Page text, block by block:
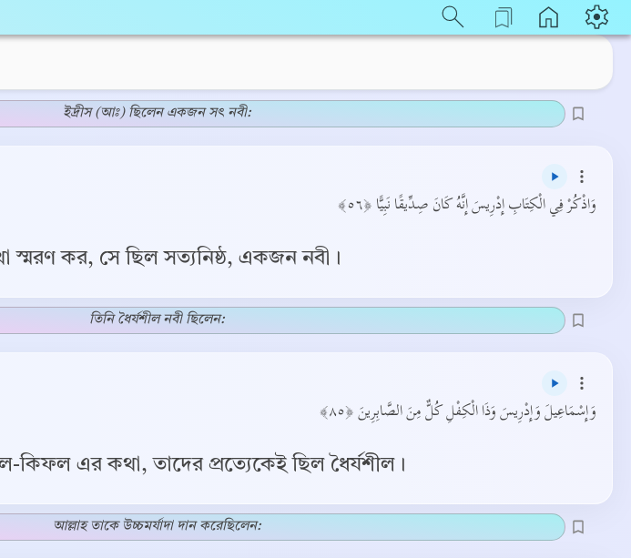
ইদ্রীস (আঃ) ছিলেন একজন সৎ নবী:
وَاذْكُرْ فِي الْكِتَابِ إِدْرِيسَ إِنَّهُ كَانَ صِدِّيقًا نَبِيًّا ﴿٥٦﴾
স্মরণ কর, সে ছিল সত্যনিষ্ঠ, একজন নবী।
তিনি ধৈর্যশীল নবী ছিলেন:
وَإِسْمَاعِيلَ وَإِدْرِيسَ وَذَا الْكِفْلِ كُلٌّ مِنَ الصَّابِرِينَ ﴿٨٥﴾
এর কথা, তাদের প্রত্যেকেই ছিল ধৈর্যশীল।
আল্লাহ তাকে উচ্চমর্যাদা দান করেছিলেন: